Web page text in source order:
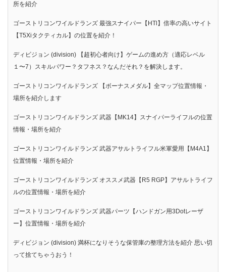
所を紹介
ゴーストリコンワイルドランズ 最強スナイパー【HTl】倍率の高いサイト
【T5Xiタクティカル】の位置を紹介！
ディビジョン (division) 【超初心者向け】ゲームの進め方（適応レベル
１〜7）スキルパワー？タフネス？なんだそれ？を解決します。
ゴーストリコンワイルドランズ 【ボーナスメダル】全マップ位置情報・
場所を紹介します
ゴーストリコンワイルドランズ 武器【MK14】スナイパーライフルの位置
情報・場所を紹介
ゴーストリコンワイルドランズ 武器アサルトライフル米軍愛用【M4A1】
位置情報・場所を紹介
ゴーストリコンワイルドランズ オススメ武器【R5 RGP】アサルトライフ
ルの位置情報・場所を紹介
ゴーストリコンワイルドランズ 武器パーツ【ハンドガン用3Dotレーザ
ー】位置情報・場所を紹介
ディビジョン (division) 満杯になりそうな保管庫の整理方法を紹介 思い切
って捨てちゃうおう！